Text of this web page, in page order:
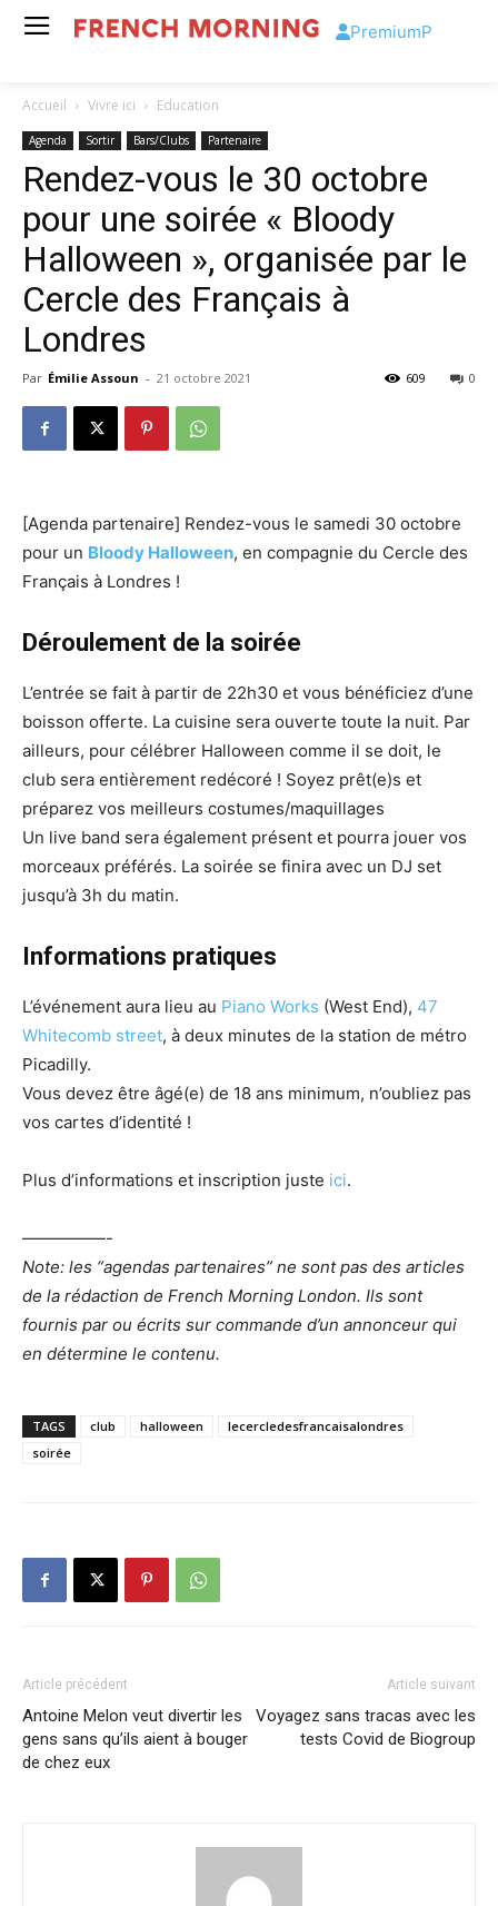
PremiumP
Accueil Vivre ici Education
Agenda Sortir Bars/Clubs Partenaire
Rendez-vous le 30 octobre
pour une soirée « Bloody
Halloween », organisée par le
Cercle des Français à
Londres
Par Émilie Assoun - 21 octobre 2021 0
609
[Agenda partenaire] Rendez-vous le samedi 30 octobre
pour un Bloody Halloween, en compagnie du Cercle des
Français à Londres !
Déroulement de la soirée
L’entrée se fait à partir de 22h30 et vous bénéficiez d’une
boisson offerte. La cuisine sera ouverte toute la nuit. Par
ailleurs, pour célébrer Halloween comme il se doit, le
club sera entièrement redécoré ! Soyez prêt(e)s et
préparez vos meilleurs costumes/maquillages
Un live band sera également présent et pourra jouer vos
morceaux préférés. La soirée se finira avec un DJ set
jusqu’à 3h du matin.
Informations pratiques
L’événement aura lieu au Piano Works (West End), 47
Whitecomb street, à deux minutes de la station de métro
Picadilly.
Vous devez être âgé(e) de 18 ans minimum, n’oubliez pas
vos cartes d’identité !
Plus d’informations et inscription juste ici.
—————-
Note: les “agendas partenaires” ne sont pas des articles
de la rédaction de French Morning London. Ils sont
fournis par ou écrits sur commande d’un annonceur qui
en détermine le contenu.
TAGS club halloween
lecercledesfrancaisalondres
soirée
Article précédent
Antoine Melon veut divertir les
gens sans qu’ils aient à bouger
de chez eux
Article suivant
Voyagez sans tracas avec les
tests Covid de Biogroup